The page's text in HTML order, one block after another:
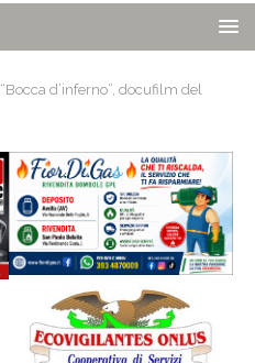
“Bocca d’inferno”, docufilm del